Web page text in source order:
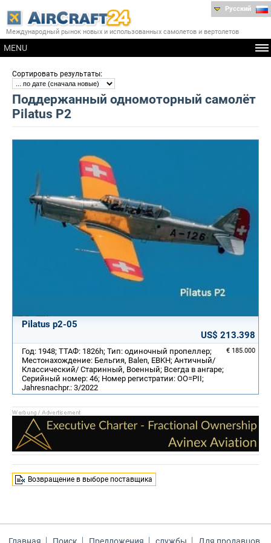
Международный рынок новых и использованных самолетов и вертолетов
MENU
Русский
Сортировать результаты:
Поддержанный одномоторный самолёт
Pilatus P2
Pilatus p2-05
US$ 213.398
€ 185.000
Год: 1948; ТТАФ: 1826h; Тип: одиночный пропеллер;
Местонахождение: Бельгия, Balen, EBKH; Античный/
Классический/ Старинный, Военный; Всегда в ангаре;
Серийный номер: 46; Номер регистратии: OO=PII;
Jahresnachpr.: 3/2022
Возвращение в выборе поставщика